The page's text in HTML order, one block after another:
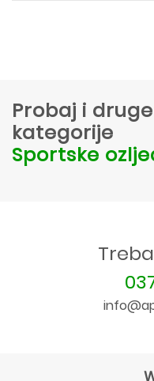
Probaj i
kategorije
Sportske